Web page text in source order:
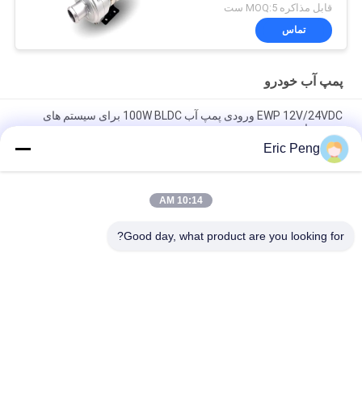
قابل مذاکره MOQ:5 ست
تماس
پمپ آب خودرو
EWP 12V/24VDC ورودی پمپ آب 100W BLDC برای سیستم های
موتور های هیبریدی.
اتوبوس هیبریدی خودرو.
پمپ آب اتومبیل 24VDC با کیفیت بالا برای خنک کردن خودروهای
Eric Peng
10:14 AM
Good day, what product are you looking for?